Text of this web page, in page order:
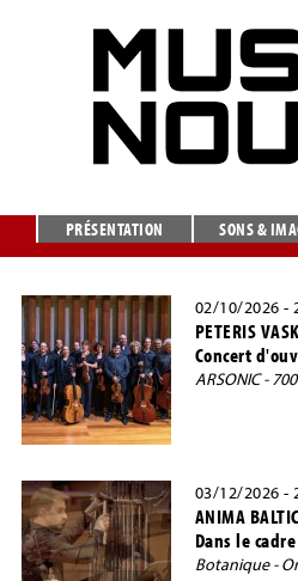
PRÉSENTATION SONS &
02/10/2026 -
PETERIS
Concert
ARSONIC -
03/12/2026 -
ANIMA
Dans le
Botanique -